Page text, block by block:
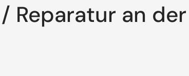
Reparatur an der